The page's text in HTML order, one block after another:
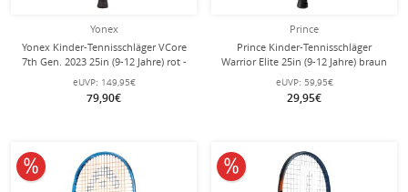
Yonex
Yonex Kinder-Tennisschläger VCore
7th Gen. 2023 25in (9-12 Jahre) rot -
besaitet -
eUVP: 149,95€
79,90€
Prince
Prince Kinder-Tennisschläger
Warrior Elite 25in (9-12 Jahre) braun
- besaitet -
eUVP: 59,95€
29,95€
10% reduziert 10% reduziert